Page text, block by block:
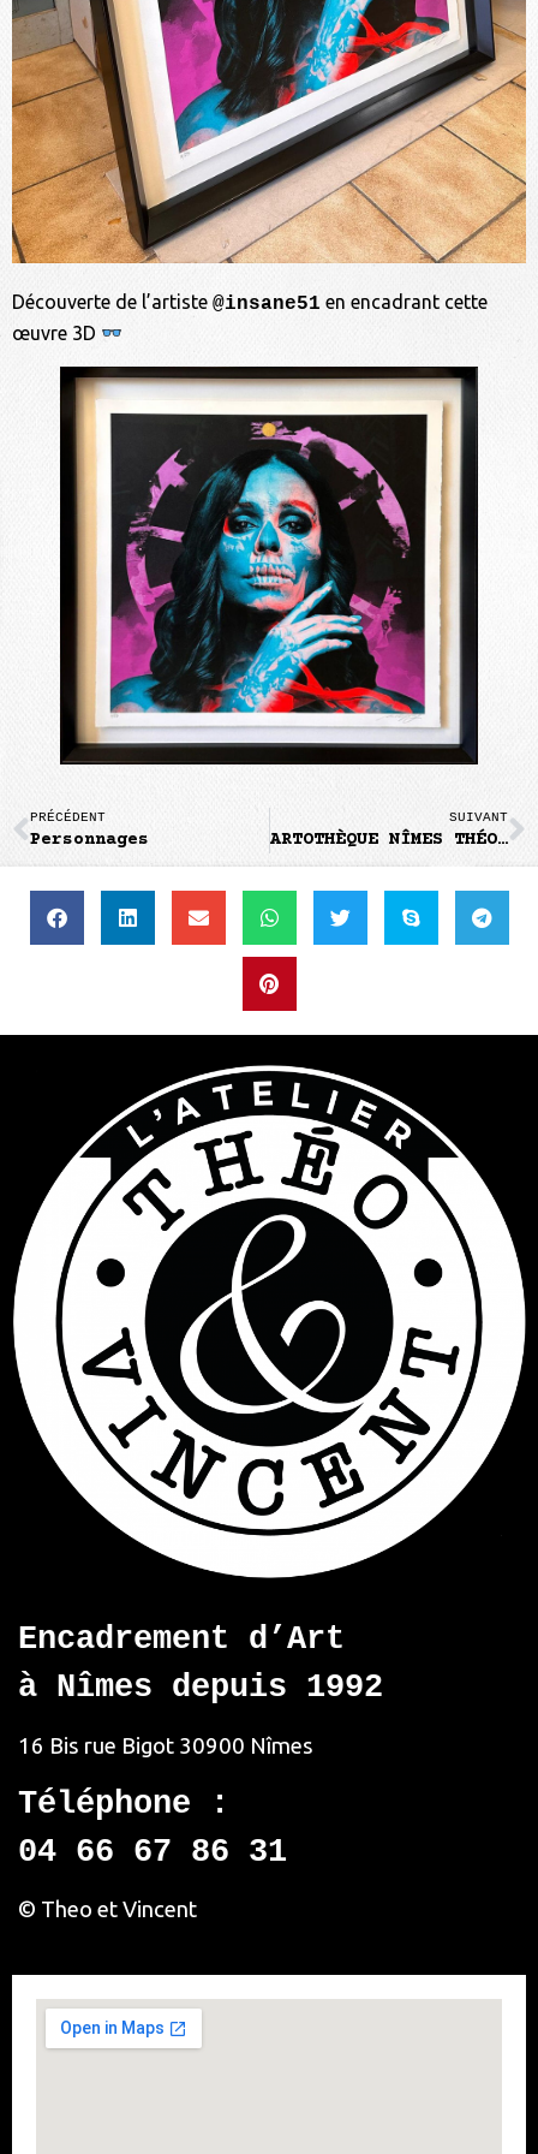
Découverte de l’artiste @insane51 en encadrant cette
œuvre 3D
PRÉCÉDENT
Personnages
SUIVANT
ARTOTHÈQUE NÎMES THÉO & VINCENT
Encadrement d’Art
à Nîmes depuis 1992
16 Bis rue Bigot 30900 Nîmes
Téléphone :
04 66 67 86 31
© Theo et Vincent